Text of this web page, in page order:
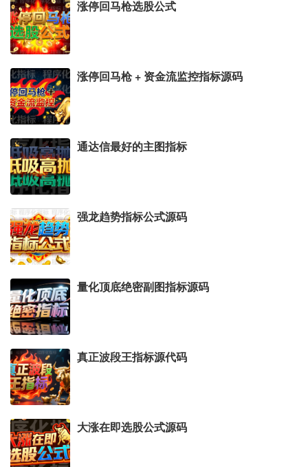
涨停回马枪选股公式
涨停回马枪 + 资金流监控指标源码
通达信最好的主图指标
强龙趋势指标公式源码
量化顶底绝密副图指标源码
真正波段王指标源代码
大涨在即选股公式源码